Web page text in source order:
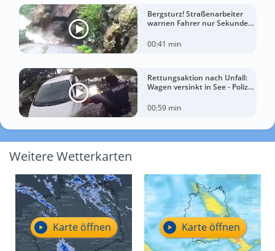
Bergsturz! Straßenarbeiter
warnen Fahrer nur Sekunden
00:41 min
Rettungsaktion nach Unfall:
Wagen versinkt in See - Polizei
00:59 min
Weitere Wetterkarten
Karte öffnen Karte öffnen